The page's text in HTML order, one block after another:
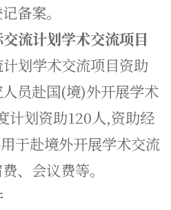
备案。
流计划学术交流项目
划学术交流项目资助
员赴国(境)外开展学术
计划资助120人,资助经
于赴境外开展学术交流
、会议费等。